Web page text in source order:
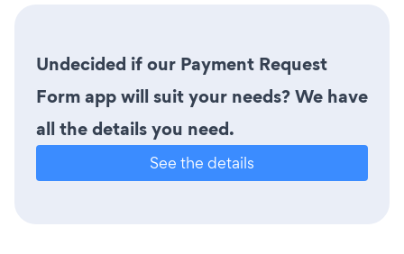
Undecided if our Payment Request
Form app will suit your needs? We have
all the details you need.
See the details